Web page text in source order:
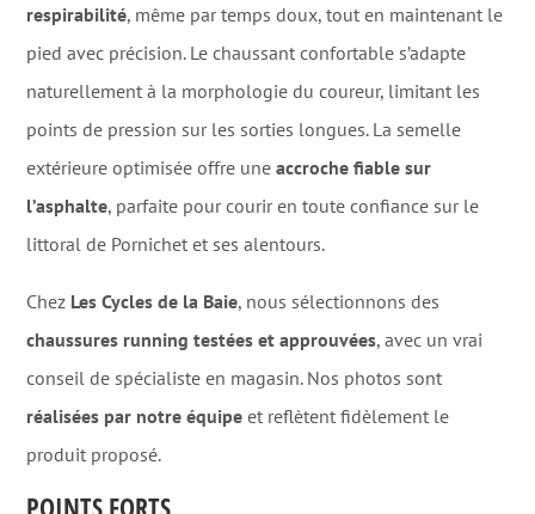
respirabilité, même par temps doux, tout en maintenant le
pied avec précision. Le chaussant confortable s’adapte
naturellement à la morphologie du coureur, limitant les
points de pression sur les sorties longues. La semelle
extérieure optimisée offre uneaccroche fiable sur
l’asphalte, parfaite pour courir en toute confiance sur le
littoral de Pornichet et ses alentours.
Chez Les Cycles de la Baie, nous sélectionnons des
chaussures running testées et approuvées, avec un vrai
conseil de spécialiste en magasin. Nos photos sont
réalisées par notre équipe et reflètent fidèlement le
produit proposé.
POINTS FORTS